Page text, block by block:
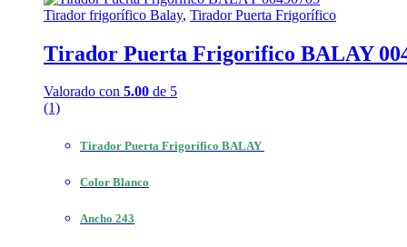
Tirador frigorífico Balay, Tirador Puerta Frigorífico
Tirador Puerta Frigorifico BALAY
Valorado con 5.00 de 5
(1)
Tirador Puerta Frigorífico BALAY
Color Blanco
Ancho 243